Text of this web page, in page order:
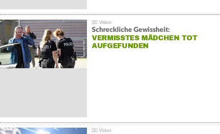
Schreckliche Gewissheit:
VERMISSTES MÄDCHEN TOT
AUFGEFUNDEN